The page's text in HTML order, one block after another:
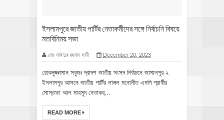
ইসলামপুরে জাতীয় পার্টির নেতাকর্মীদের সঙ্গে নির্বাচনি বিষয়ে
মতবিনিময় সভা
মোঃ সাইদুর রহমান সাদী December 20, 2023
রোকনুজ্জামান সবুজঃ দ্বাদশ জাতীয় সংসদ নির্বাচনে জামালপুর-২
ইসলামপুর আসনে জাতীয় পার্টির লাঙ্গল মনোনীত এমপি প্রার্থীর
মোস্তফা আল মাহমুদ নেতাকর্...
READ MORE